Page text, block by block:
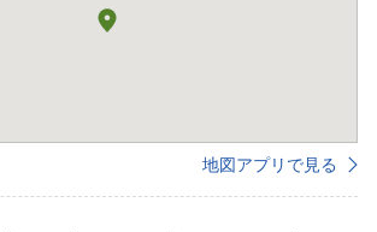
地図アプリで見る